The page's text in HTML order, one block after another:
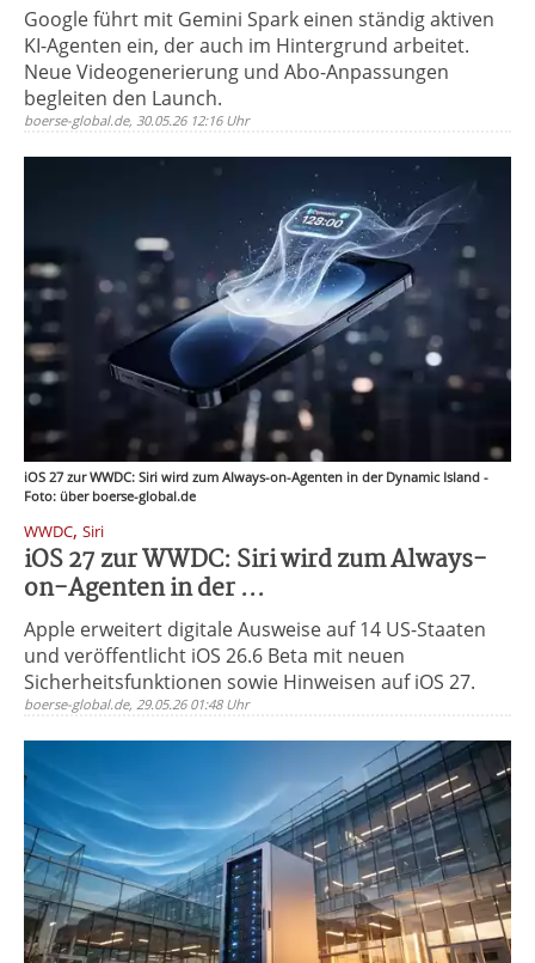
Google führt mit Gemini Spark einen ständig aktiven
KI-Agenten ein, der auch im Hintergrund arbeitet.
Neue Videogenerierung und Abo-Anpassungen
begleiten den Launch.
boerse-global.de, 30.05.26 12:16 Uhr
iOS 27 zur WWDC: Siri wird zum Always-on-Agenten in der Dynamic Island -
Foto: über boerse-global.de
WWDC, Siri
iOS 27 zur WWDC: Siri wird zum Always-
on-Agenten in der ...
Apple erweitert digitale Ausweise auf 14 US-Staaten
und veröffentlicht iOS 26.6 Beta mit neuen
Sicherheitsfunktionen sowie Hinweisen auf iOS 27.
boerse-global.de, 29.05.26 01:48 Uhr